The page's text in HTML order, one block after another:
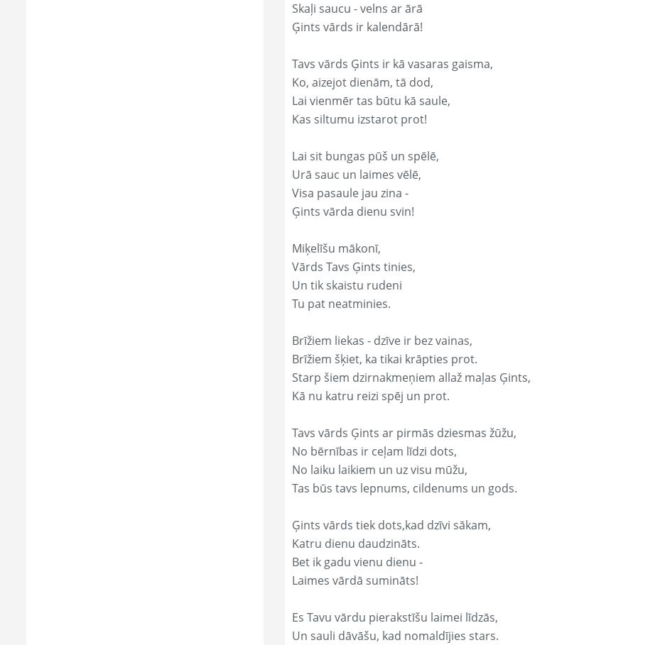
Skaļi saucu - velns ar ārā
Ģints vārds ir kalendārā!
Tavs vārds Ģints ir kā vasaras gaisma,
Ko, aizejot dienām, tā dod,
Lai vienmēr tas būtu kā saule,
Kas siltumu izstarot prot!
Lai sit bungas pūš un spēlē,
Urā sauc un laimes vēlē,
Visa pasaule jau zina -
Ģints vārda dienu svin!
Miķelīšu mākonī,
Vārds Tavs Ģints tinies,
Un tik skaistu rudeni
Tu pat neatminies.
Brīžiem liekas - dzīve ir bez vainas,
Brīžiem šķiet, ka tikai krāpties prot.
Starp šiem dzirnakmeņiem allaž maļas Ģints,
Kā nu katru reizi spēj un prot.
Tavs vārds Ģints ar pirmās dziesmas žūžu,
No bērnības ir ceļam līdzi dots,
No laiku laikiem un uz visu mūžu,
Tas būs tavs lepnums, cildenums un gods.
Ģints vārds tiek dots,kad dzīvi sākam,
Katru dienu daudzināts.
Bet ik gadu vienu dienu -
Laimes vārdā sumināts!
Es Tavu vārdu pierakstīšu laimei līdzās,
Un sauli dāvāšu, kad nomaldījies stars.